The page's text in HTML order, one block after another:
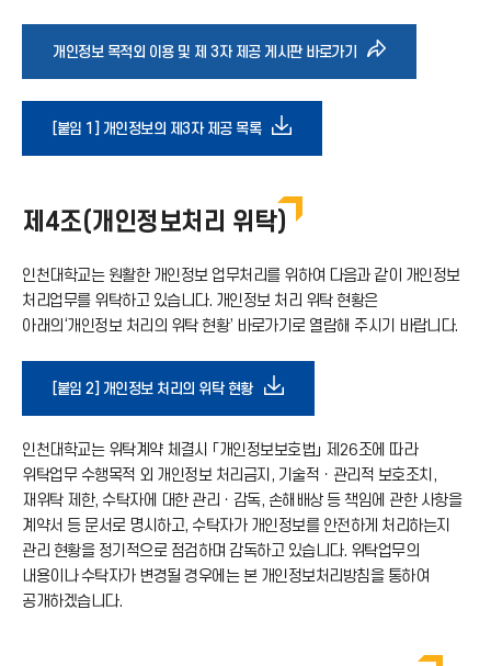
개인정보 목적외 이용 및 제 3자 제공 게시판 바로가기 바
아
이
[붙임 1] 개인정보의 제3자 제공 목록다
로
드
콘
제4조(개인정보처리 위탁)
인천대학교는 원활한 개인정보 업무처리를 위하여 다음과 같이 개인정보
처리업무를 위탁하고 있습니다. 개인정보 처리 위탁 현황은
아래의‘개인정보 처리의 위탁 현황’ 바로가기로 열람해 주시기 바랍니다.
[붙임 2] 개인정보 처리의 위탁 현황다
운
로
드
인천대학교는 위탁계약 체결시 「개인정보보호법」 제26조에 따라
위탁업무 수행목적 외 개인정보 처리금지, 기술적ㆍ관리적 보호조치,
재위탁 제한, 수탁자에 대한 관리ㆍ감독, 손해배상 등 책임에 관한 사항을
계약서 등 문서로 명시하고, 수탁자가 개인정보를 안전하게 처리하는지
관리 현황을 정기적으로 점검하며 감독하고 있습니다. 위탁업무의
내용이나 수탁자가 변경될 경우에는 본 개인정보처리방침을 통하여
공개하겠습니다.